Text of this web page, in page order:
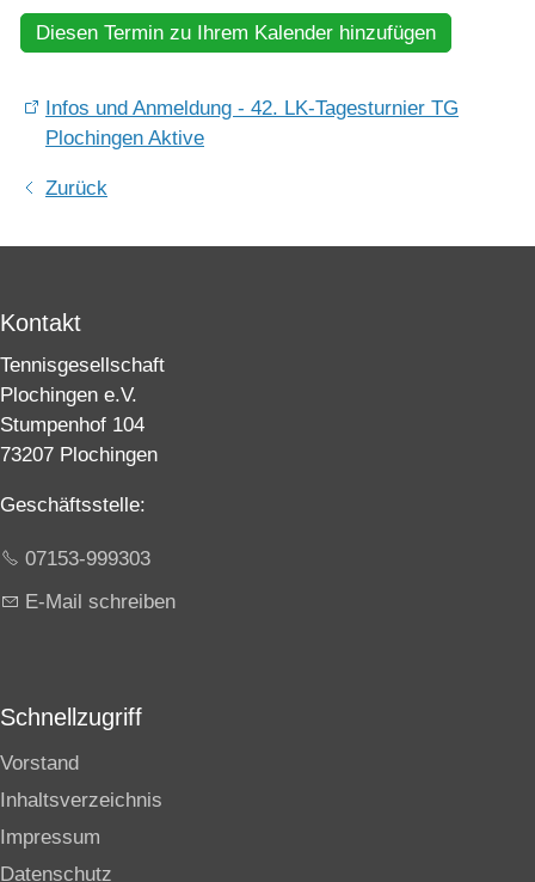
Diesen Termin zu Ihrem Kalender hinzufügen
Infos und Anmeldung - 42. LK-Tagesturnier TG
Plochingen Aktive
Zurück
Kontakt
Tennisgesellschaft
Plochingen e.V.
Stumpenhof 104
73207 Plochingen
Geschäftsstelle:
07153-999303
E-Mail schreiben
Schnellzugriff
Vorstand
Inhaltsverzeichnis
Impressum
Datenschutz